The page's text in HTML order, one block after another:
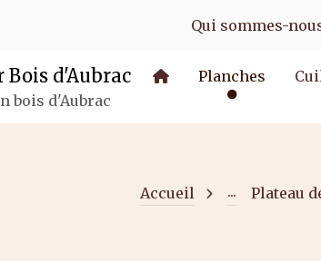
Qui sommes-
Bois d'Aubrac
bois d'Aubrac
Planches
Accueil ... Plateau